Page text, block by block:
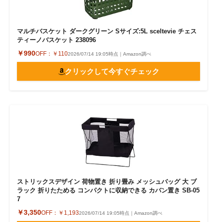
マルチバスケット ダークグリーン Sサイズ:5L sceltevie チェス
ティーノバスケット 238096
￥990OFF： ￥1102026/07/14 19:05時点｜Amazon調べ
クリックして今すぐチェック
ストリックスデザイン 荷物置き 折り畳み メッシュバッグ 大 ブ
ラック 折りたためる コンパクトに収納できる カバン置き SB-05
7
￥3,350OFF： ￥1,1932026/07/14 19:05時点｜Amazon調べ